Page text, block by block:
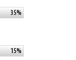
35%
15%